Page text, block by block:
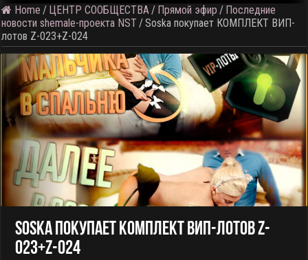
Home / ЦЕНТР СООБЩЕСТВА / Прямой эфир / Последние
новости shemale-проекта NST /Soska покупает КОМПЛЕКТ ВИП-
лотов Z-023+Z-024
Soska Покупает КОМПЛЕКТ ВИП-Лотов Z-
023+Z-024